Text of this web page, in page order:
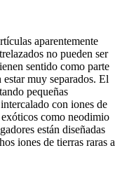
aparentemente
no pueden ser
sentido como parte
muy separados. El
pequeñas
con iones de
exóticos como neodimio
están diseñadas
iones de tierras raras a